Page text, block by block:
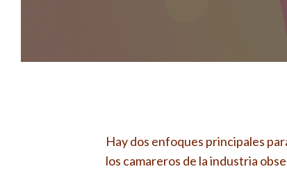
Hay dos enfoques principales
los camareros de la industria